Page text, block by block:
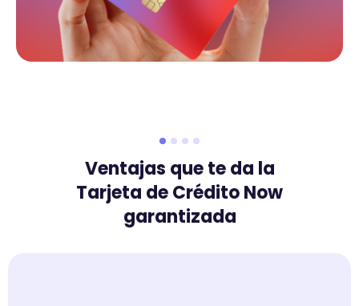
Ventajas que te da la
Tarjeta de Crédito Now
garantizada